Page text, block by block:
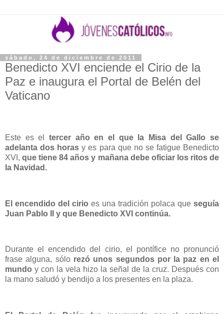
sábado, 24 de diciembre de 2011
Benedicto XVI enciende el Cirio de la
Paz e inaugura el Portal de Belén del
Vaticano
Este es el tercer año en el que la Misa del Gallo se
adelanta dos horasy es para que no se fatigue Benedicto
XVI,que tiene 84 años y mañana debe oficiar los ritos de
la Navidad.
El encendido del cirio es una tradición polaca que seguía
Juan Pablo II y que Benedicto XVI continúa.
Durante el encendido del cirio, el pontífice no pronunció
frase alguna, sólorezó unos segundos por la paz en el
mundo y con la vela hizo la señal de la cruz. Después con
la mano saludó y bendijo a los presentes en la plaza.